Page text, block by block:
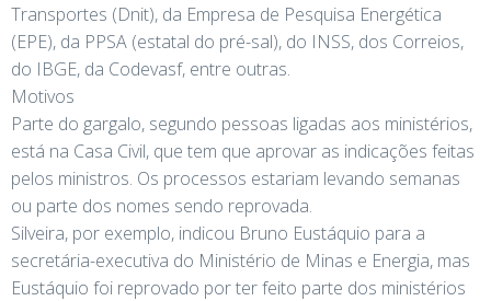
Transportes (Dnit), da Empresa de Pesquisa Energética
(EPE), da PPSA (estatal do pré-sal), do INSS, dos Correios,
do IBGE, da Codevasf, entre outras.
Motivos
Parte do gargalo, segundo pessoas ligadas aos ministérios,
está na Casa Civil, que tem que aprovar as indicações feitas
pelos ministros. Os processos estariam levando semanas
ou parte dos nomes sendo reprovada.
Silveira, por exemplo, indicou Bruno Eustáquio para a
secretária-executiva do Ministério de Minas e Energia, mas
Eustáquio foi reprovado por ter feito parte dos ministérios